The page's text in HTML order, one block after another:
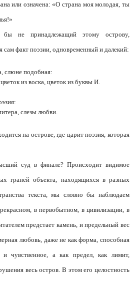
или означена: «О страна моя молодая, ты
не принадлежащий этому острову,
сам факт поэзии, одновременный и далекий:
слюне подобная:
из воска, цветок из буквы И.
слезы любви.
на острове, где царит поэзия, которая
суд в финале? Происходит видимое
граней объекта, находящихся в разных
текста, мы словно бы наблюдаем
в первобытном, в цивилизации, в
предстает камень, и предельный вес
любовь, даже не как форма, способная
и чувственное, а как предел, как лимит,
весь остров. В этом его целостность